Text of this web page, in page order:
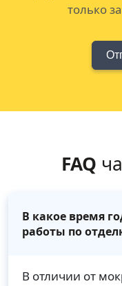
только
FAQ
В какое время
работы по
В отличии от